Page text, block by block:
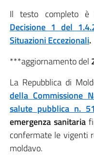
Il testo completo è
Decisione 1 del
Situazioni Eccezionali.
***aggiornamento del
La Repubblica di
della Commissione
salute pubblica n.
emergenza sanitaria
confermate le vigenti
moldavo.